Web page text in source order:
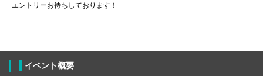
エントリーお待ちしております！
イベント概要